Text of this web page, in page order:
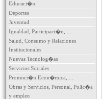
Educaci�n
Deportes
Juventud
Igualdad, Participaci�n, ...
Salud, Consumo y Relaciones
Institucionales
Nuevas Tecnolog�as
Servicios Sociales
Promoci�n Econ�mica, ...
Obras y Servicios, Personal, Polic�a
y empleo